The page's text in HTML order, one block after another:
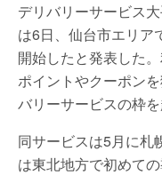
デリバリーサービス
は6日、仙台市エリア
開始したと発表した
ポイントやクーポン
バリーサービスの枠を
同サービスは5月に札
は東北地方で初めて